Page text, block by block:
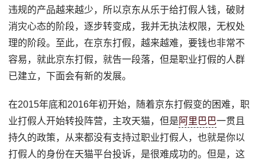
违规的产品越来越少，所以京东从乐于给打假人钱，破财
消灾心态的阶段，逐步转变成，我并无执法权限，无权处
理的阶段。至此，在京东打假，越来越难，要钱也非常不
容易，就此京东打假，就告一段落，但是职业打假的人群
已建立，下面会有新的发展。
在2015年底和2016年初开始，随着京东打假变的困难，职
业打假人开始转投阵营，主攻天猫，但是 阿里巴巴一贯且
持久的政策，从来都没有支持过职业打假人，也就是你以
打假人的身份在天猫平台投诉，是很难成功的。但是，这